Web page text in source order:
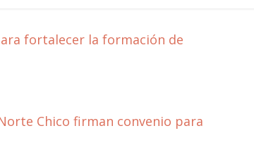
fortalecer la formación de
Chico firman convenio para